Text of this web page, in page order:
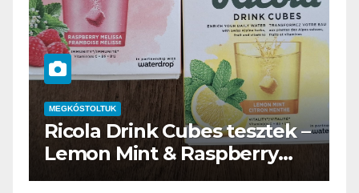
MEGKÓSTOLTUK
Waterdrop üdítő kapszula
teszt